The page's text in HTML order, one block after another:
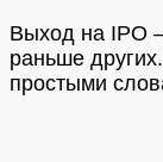
Выход на IPO
раньше
простыми